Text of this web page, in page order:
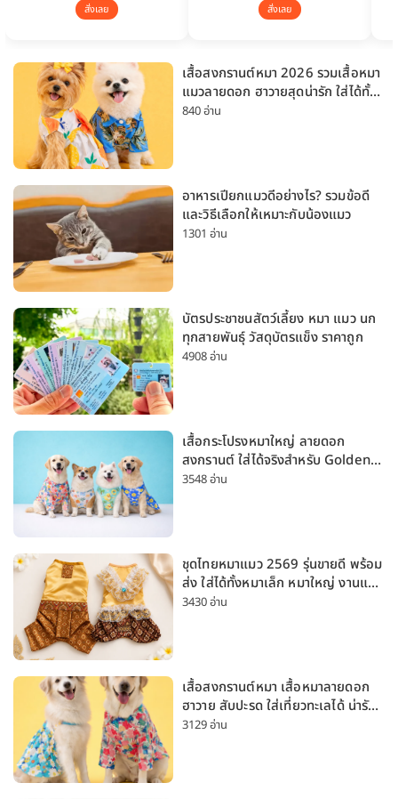
สั่งเลย สั่งเลย
เสื้อสงกรานต์หมา 2026 รวมเสื้อหมา
แมวลายดอก ฮาวายสุดน่ารัก ใส่ได้ทั้ง
หมาเล็กและหมาใหญ่
840 อ่าน
อาหารเปียกแมวดีอย่างไร? รวมข้อดี
และวิธีเลือกให้เหมาะกับน้องแมว
1301 อ่าน
บัตรประชาชนสัตว์เลี้ยง หมา แมว นก
ทุกสายพันธุ์ วัสดุบัตรแข็ง ราคาถูก
4908 อ่าน
เสื้อกระโปรงหมาใหญ่ ลายดอก
สงกรานต์ ใส่ได้จริงสำหรับ Golden
Husky Labrador [อัปเดต 2026]
3548 อ่าน
ชุดไทยหมาแมว 2569 รุ่นขายดี พร้อม
ส่ง ใส่ได้ทั้งหมาเล็ก หมาใหญ่ งานแต่ง
สงกรานต์ ลอยกระทง
3430 อ่าน
เสื้อสงกรานต์หมา เสื้อหมาลายดอก
ฮาวาย สับปะรด ใส่เที่ยวทะเลได้ น่ารัก
ใส่ได้ทั้งหมาเล็กและหมาใหญ่
3129 อ่าน